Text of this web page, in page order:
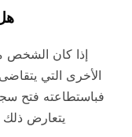
إذا كان الشخص
الأخرى التي
فباستطاعته فتح
يتعارض